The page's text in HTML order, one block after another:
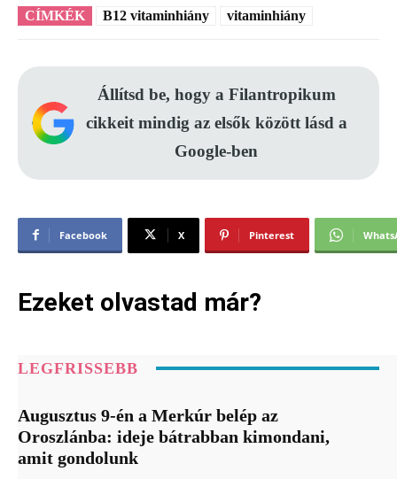
CÍMKÉK B12 vitaminhiány vitaminhiány
Állítsd be, hogy a Filantropikum
cikkeit mindig az elsők között lásd a
Google-ben
Facebook X Pinterest
Ezeket olvastad már?
LEGFRISSEBB
Augusztus 9-én a Merkúr belép az
Oroszlánba: ideje bátrabban kimondani,
amit gondolunk